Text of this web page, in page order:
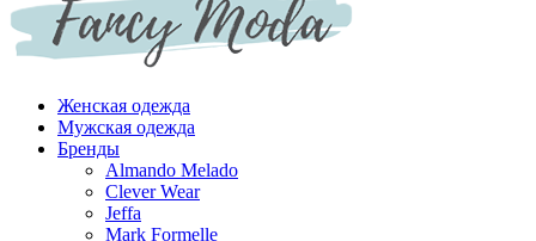
Женская одежда
Мужская одежда
Бренды
Almando Melado
Clever Wear
Jeffa
Mark Formelle